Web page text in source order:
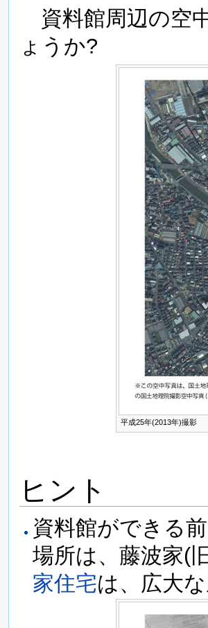
資料館周辺の空
ょうか?
平成25年(2013年)撮影
ヒント
資料館ができる
場所は、藤波家(
家住宅は、広大